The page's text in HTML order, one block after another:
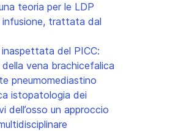
teoria per le LDP
trattata dal
del PICC:
vena brachicefalica
pneumomediastino
istopatologia dei
dell’osso un approccio